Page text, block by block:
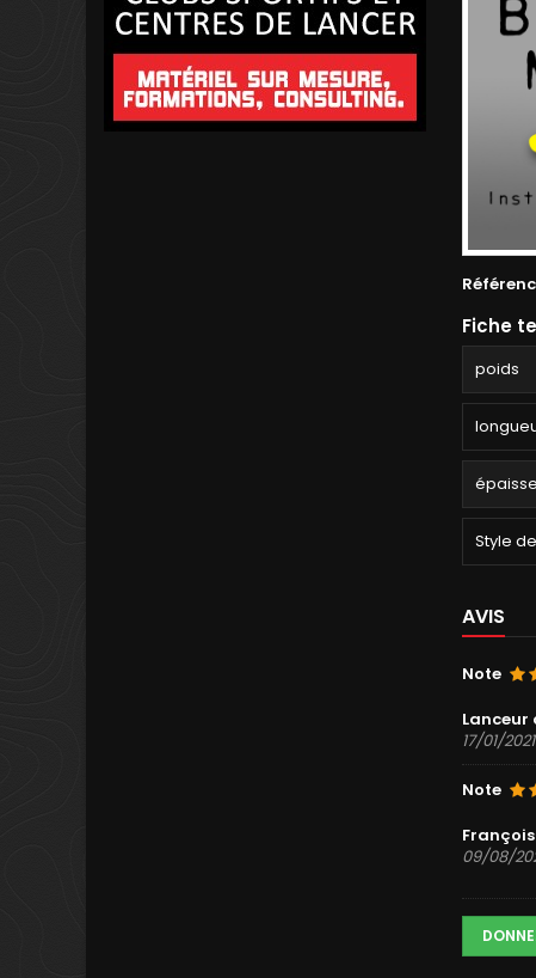
Fiche
poids
Style
AVIS
Note
Lanceur
17/01/2021
Note
09/08/